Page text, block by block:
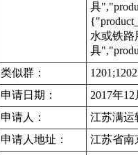
具
水或铁路
具
类似群：
申请日期：
2017年12
申请人：
江苏满运
申请人地址：
江苏省南